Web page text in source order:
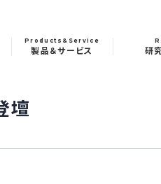
Products&Service
製品＆サービス 研
壇